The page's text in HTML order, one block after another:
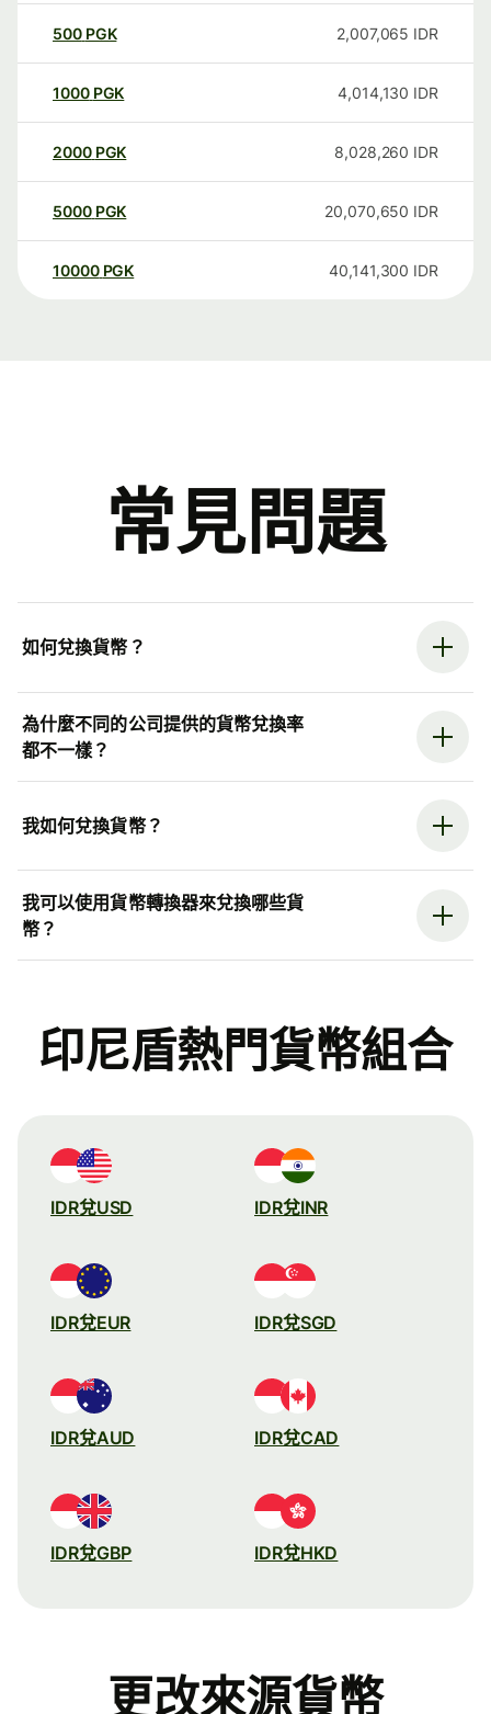
500 PGK 2,007,065 IDR
1000 PGK 4,014,130 IDR
2000 PGK 8,028,260 IDR
5000 PGK 20,070,650 IDR
10000 PGK 40,141,300 IDR
常見問題
如何兌換貨幣？
為什麼不同的公司提供的貨幣兌換率
都不一樣？
我如何兌換貨幣？
我可以使用貨幣轉換器來兌換哪些貨
幣？
印尼盾熱門貨幣組合
IDR兌USD IDR兌INR
IDR兌EUR IDR兌SGD
IDR兌AUD IDR兌CAD
IDR兌GBP IDR兌HKD
更改來源貨幣